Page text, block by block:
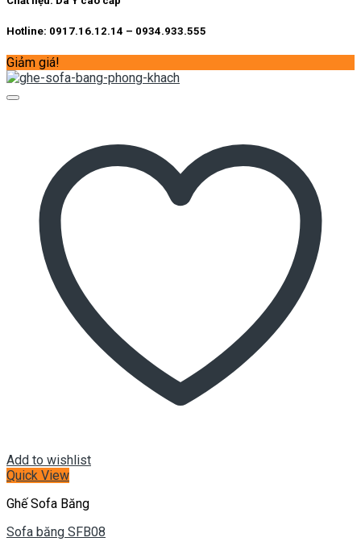
Hotline: 0917.16.12.14 – 0934.933.555
Giảm giá!
Add to wishlist
Quick View
Ghế Sofa Băng
Sofa băng SFB08